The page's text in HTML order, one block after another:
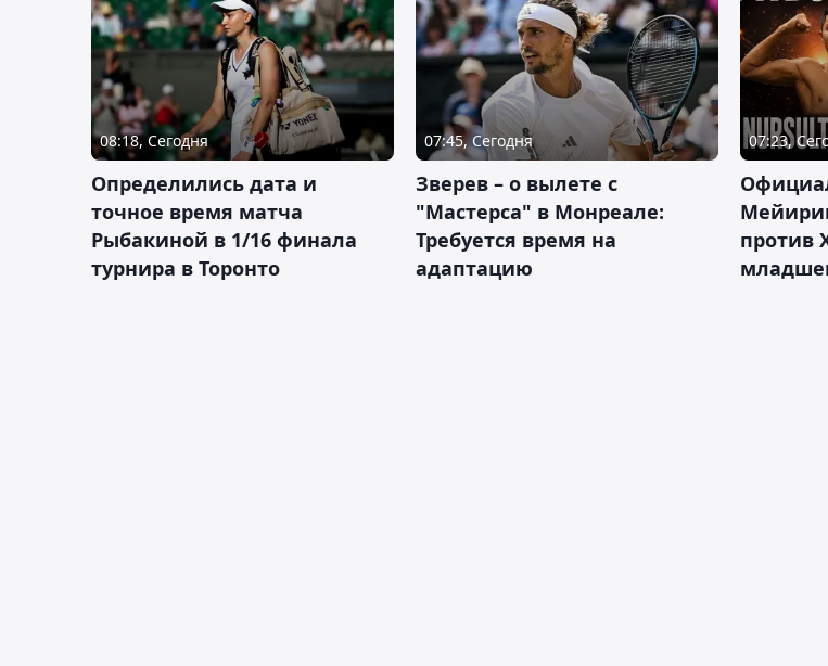
08:18, Сегодня
Определились дата и
точное время матча
Рыбакиной в 1/16 финала
турнира в Торонто
07:45, Сегодня
Зверев – о вылете с
"Мастерса" в Монреале:
Требуется время на
адаптацию
07:23,
против